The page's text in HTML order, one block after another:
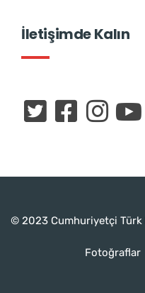
İletişimde Kalın
© 2023 Cumhuriyetçi Türk
Fotoğraflar